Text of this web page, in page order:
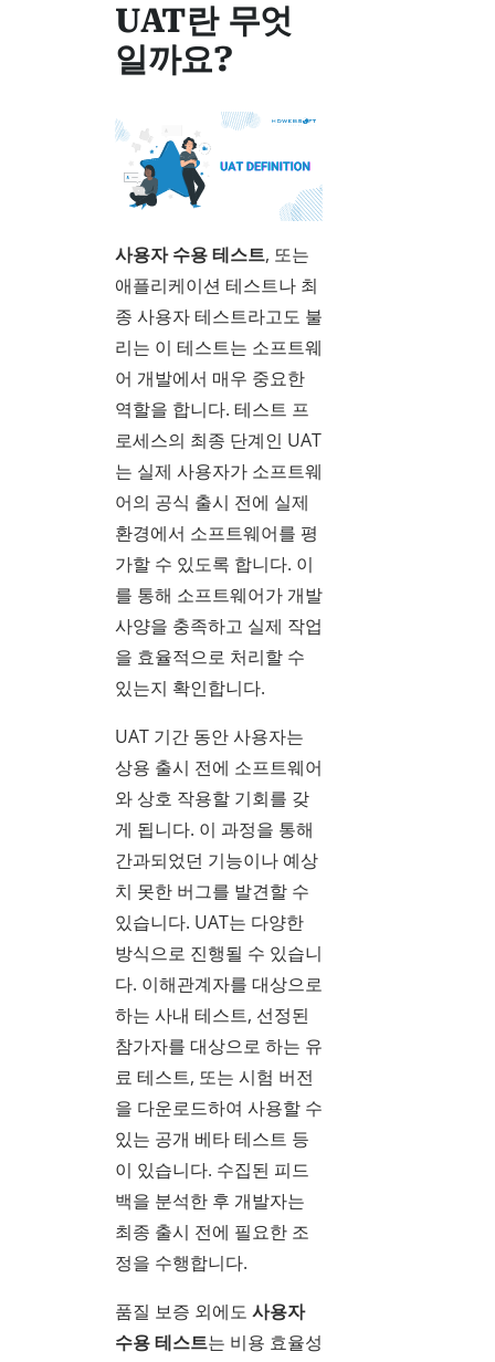
UAT란 무엇
일까요?
사용자 수용 테스트, 또는
애플리케이션 테스트나 최
종 사용자 테스트라고도 불
리는 이 테스트는 소프트웨
어 개발에서 매우 중요한
역할을 합니다. 테스트 프
로세스의 최종 단계인 UAT
는 실제 사용자가 소프트웨
어의 공식 출시 전에 실제
환경에서 소프트웨어를 평
가할 수 있도록 합니다. 이
를 통해 소프트웨어가 개발
사양을 충족하고 실제 작업
을 효율적으로 처리할 수
있는지 확인합니다.
UAT 기간 동안 사용자는
상용 출시 전에 소프트웨어
와 상호 작용할 기회를 갖
게 됩니다. 이 과정을 통해
간과되었던 기능이나 예상
치 못한 버그를 발견할 수
있습니다. UAT는 다양한
방식으로 진행될 수 있습니
다. 이해관계자를 대상으로
하는 사내 테스트, 선정된
참가자를 대상으로 하는 유
료 테스트, 또는 시험 버전
을 다운로드하여 사용할 수
있는 공개 베타 테스트 등
이 있습니다. 수집된 피드
백을 분석한 후 개발자는
최종 출시 전에 필요한 조
정을 수행합니다.
품질 보증 외에도 사용자
수용 테스트는 비용 효율성